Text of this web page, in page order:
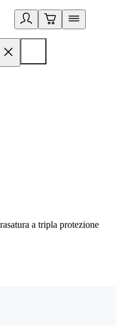
a tripla protezione